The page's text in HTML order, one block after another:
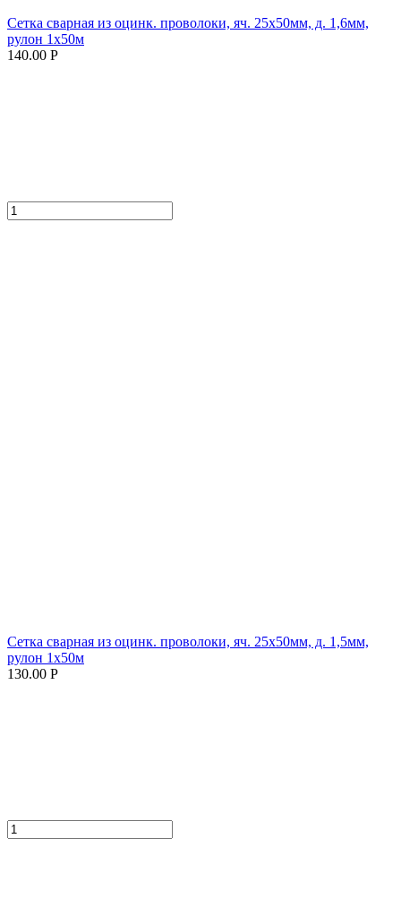
Сетка сварная из оцинк. проволоки, яч. 25х50мм, д. 1,6мм,
рулон 1х50м
140.00 Р
Сетка сварная из оцинк. проволоки, яч. 25х50мм, д. 1,5мм,
рулон 1х50м
130.00 Р